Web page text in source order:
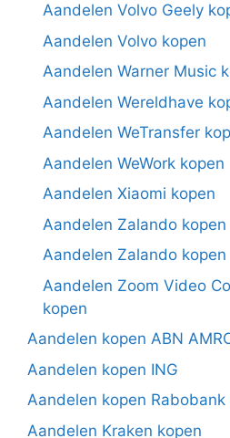
Aandelen Volvo Geely
Aandelen Volvo kopen
Aandelen Warner Music
Aandelen Wereldhave
Aandelen WeTransfer
Aandelen WeWork kopen
Aandelen Xiaomi kopen
Aandelen Zalando kopen
Aandelen Zalando kopen
Aandelen Zoom Video
kopen
Aandelen kopen ABN
Aandelen kopen ING
Aandelen kopen Rabobank
Aandelen Kraken kopen